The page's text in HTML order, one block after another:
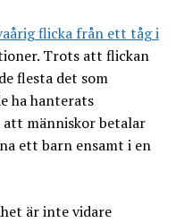
flicka från ett tåg i
Trots att flickan
flesta det som
ha hanterats
människor betalar
ett barn ensamt i en
är inte vidare